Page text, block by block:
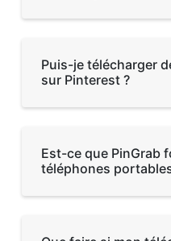
Puis-je télécharger
sur Pinterest ?
Est-ce que PinGrab
téléphones